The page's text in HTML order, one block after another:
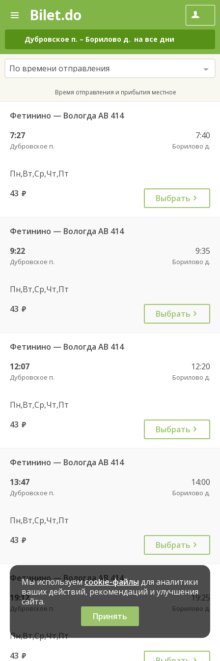
—
Поиск
и
покупка
билетов
на
автобус
онлайн
Bilet.do
Дубровское п. – Борилово д. на все дни
По времени отправления
Время отправления и прибытия местное
Фетинино — Вологда АВ 414
7:27
Дубровское п.
7:40
Борилово д.
Пн,Вт,Ср,Чт,Пт
43 руб. Выбрать
Фетинино — Вологда АВ 414
9:22
Дубровское п.
9:35
Борилово д.
Пн,Вт,Ср,Чт,Пт
43 руб. Выбрать
Фетинино — Вологда АВ 414
12:07
Дубровское п.
12:20
Борилово д.
Пн,Вт,Ср,Чт,Пт
43 руб. Выбрать
Фетинино — Вологда АВ 414
13:47
Дубровское п.
14:00
Борилово д.
Пн,Вт,Ср,Чт,Пт
43 руб. Выбрать
Фетинино — Вологда АВ 414
19:12
Дубровское п.
19:25
Борилово д.
Пн,Вт,Ср,Чт,Пт
43 руб.
Мы используемcookie-файлы для аналитики
ваших действий, рекомендаций и улучшения
сайта.
Принять